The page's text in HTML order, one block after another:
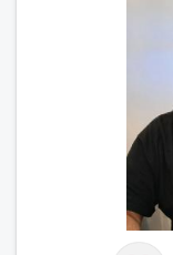
Mon meilleurs
d'étude
sais lire, écrire
principes je ne
demoiselles